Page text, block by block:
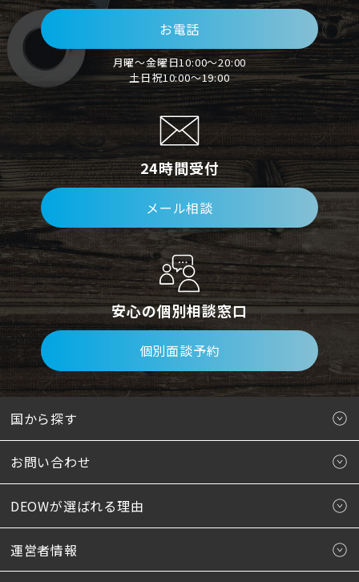
お電話
月曜～金曜日10:00～20:00
土日祝10:00～19:00
24時間受付
メール相談
安心の個別相談窓口
個別面談予約
国から探す
お問い合わせ
DEOWが選ばれる理由
運営者情報